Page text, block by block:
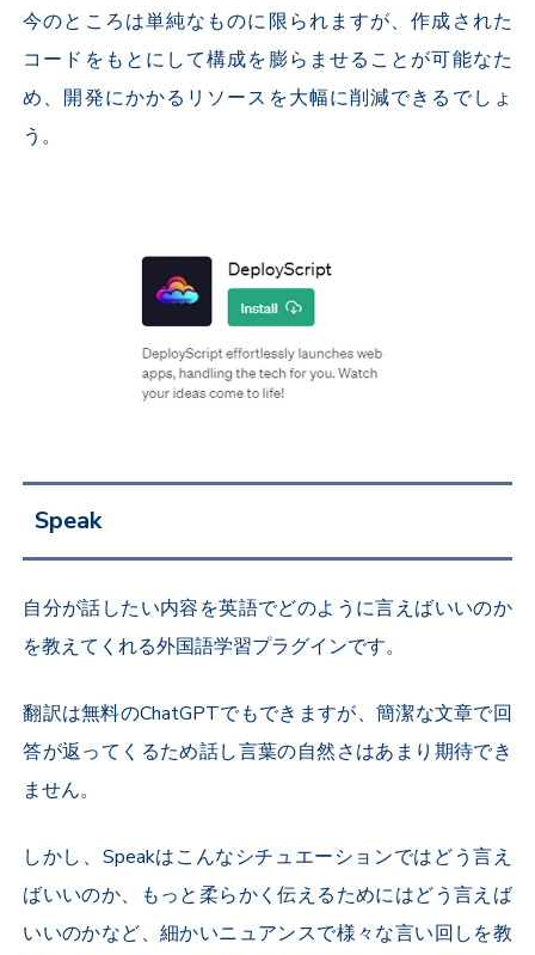
今のところは単純なものに限られますが、作成された
コードをもとにして構成を膨らませることが可能なた
め、開発にかかるリソースを大幅に削減できるでしょ
う。
Speak
自分が話したい内容を英語でどのように言えばいいのか
を教えてくれる外国語学習プラグインです。
翻訳は無料のChatGPTでもできますが、簡潔な文章で回
答が返ってくるため話し言葉の自然さはあまり期待でき
ません。
しかし、Speakはこんなシチュエーションではどう言え
ばいいのか、もっと柔らかく伝えるためにはどう言えば
いいのかなど、細かいニュアンスで様々な言い回しを教